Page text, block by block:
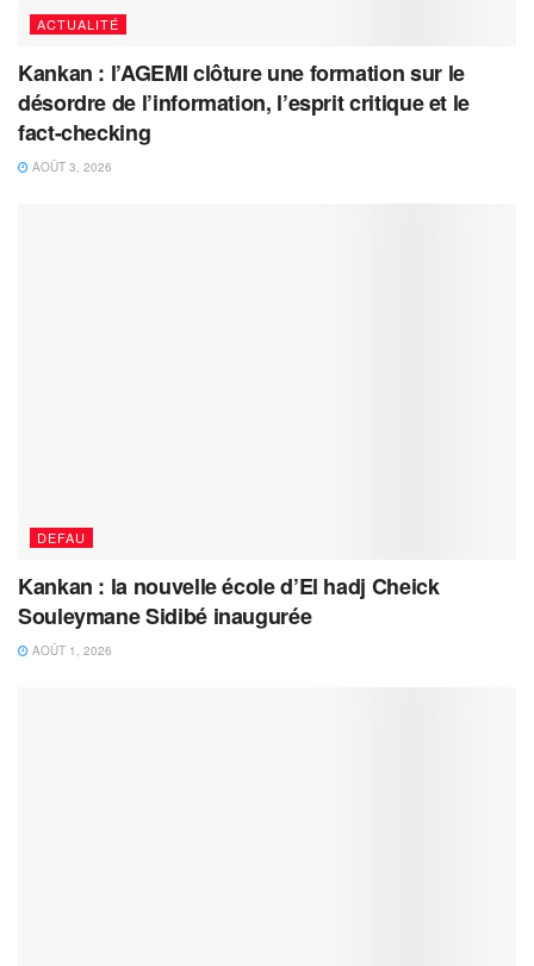
ACTUALITÉ
Kankan : l’AGEMI clôture une formation sur le
désordre de l’information, l’esprit critique et le
fact-checking
AOÛT 3, 2026
DEFAU
Kankan : la nouvelle école d’El hadj Cheick
Souleymane Sidibé inaugurée
AOÛT 1, 2026